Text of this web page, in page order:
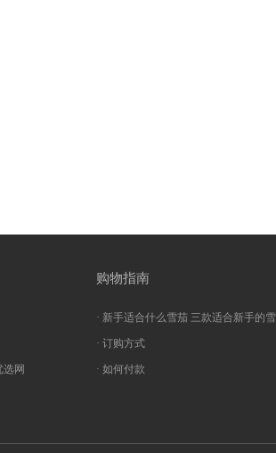
选网
购物指南
· 新手适合什么雪茄 三款适合新手的
· 订购方式
· 如何付款